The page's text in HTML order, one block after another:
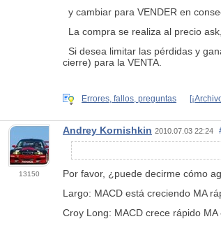
y cambiar para VENDER en
La compra se realiza al precio
Si desea limitar las pérdidas y
cierre) para la VENTA.
Errores, fallos, preguntas
13150
Andrey Kornishkin 2010.07.03 22:24
Por favor, ¿puede decirme cómo
Largo: MACD está creciendo MA
Croy Long: MACD crece rápido